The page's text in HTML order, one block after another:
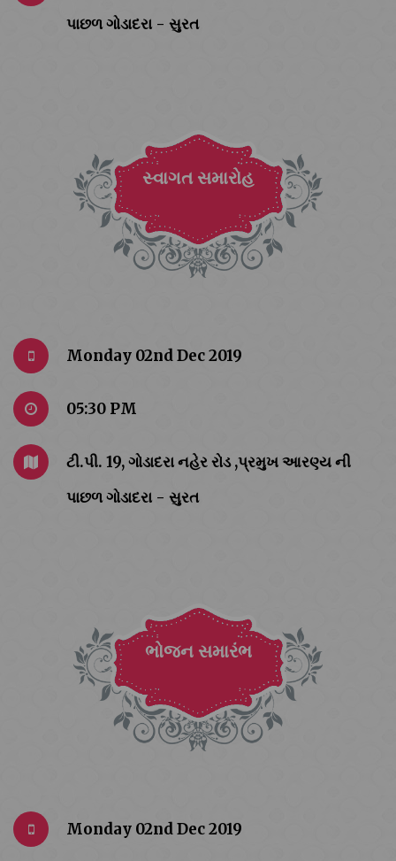
પાછળ ગોડાદરા - સુરત
સ્વાગત સમારોહ
Monday 02nd Dec 2019
05:30 PM
ટી.પી. 19, ગોડાદરા નહેર રોડ ,પ્રમુખ આરણ્ય ની
પાછળ ગોડાદરા - સુરત
ભોજન સમારંભ
Monday 02nd Dec 2019